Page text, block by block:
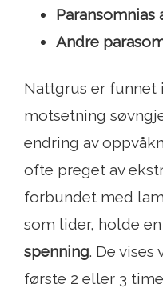
Paransomnias
Andre
Nattgrus er funnet
motsetning
endring av
ofte preget av
forbundet med
som lider, holde
spenning. De
første 2 eller 3